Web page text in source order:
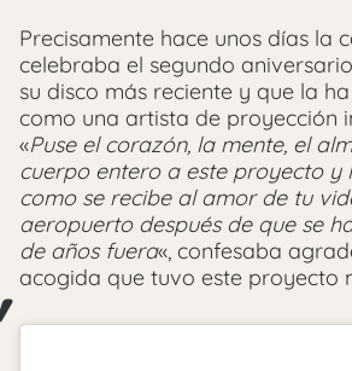
Precisamente hace unos días la
celebraba el segundo
su disco más reciente y que la
como una artista de proyección
«Puse el corazón, la mente, el
cuerpo entero a este proyecto y
como se recibe al amor de tu
aeropuerto después de que se
de años fuera«, confesaba
acogida que tuvo este proyecto